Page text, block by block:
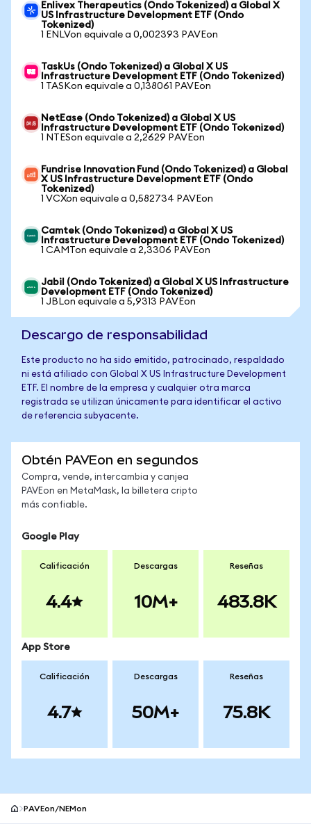
Enlivex Therapeutics (Ondo Tokenized) a Global X
US Infrastructure Development ETF (Ondo
Tokenized)
1 ENLVon equivale a 0,002393 PAVEon
TaskUs (Ondo Tokenized) a Global X US
Infrastructure Development ETF (Ondo Tokenized)
1 TASKon equivale a 0,138061 PAVEon
NetEase (Ondo Tokenized) a Global X US
Infrastructure Development ETF (Ondo Tokenized)
1 NTESon equivale a 2,2629 PAVEon
Fundrise Innovation Fund (Ondo Tokenized) a Global
X US Infrastructure Development ETF (Ondo
Tokenized)
1 VCXon equivale a 0,582734 PAVEon
Camtek (Ondo Tokenized) a Global X US
Infrastructure Development ETF (Ondo Tokenized)
1 CAMTon equivale a 2,3306 PAVEon
Jabil (Ondo Tokenized) a Global X US Infrastructure
Development ETF (Ondo Tokenized)
1 JBLon equivale a 5,9313 PAVEon
Descargo de responsabilidad
Este producto no ha sido emitido, patrocinado, respaldado
ni está afiliado con Global X US Infrastructure Development
ETF. El nombre de la empresa y cualquier otra marca
registrada se utilizan únicamente para identificar el activo
de referencia subyacente.
Obtén PAVEon en segundos
Compra, vende, intercambia y canjea
PAVEon en MetaMask, la billetera cripto
más confiable.
Google Play
Calificación
4.4
Descargas
10M+
Reseñas
483.8K
App Store
Calificación
4.7
Descargas
50M+
Reseñas
75.8K
PAVEon/NEMon